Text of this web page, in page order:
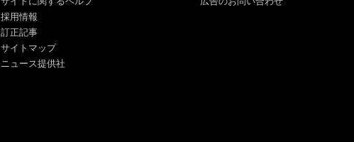
採用情報
訂正記事
サイトマップ
ニュース提供社